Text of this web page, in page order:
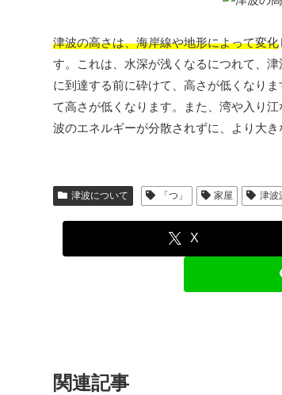
津波の高さは、海岸線や地形によって変化
す。これは、水深が浅くなるにつれて、
に到達する前に砕けて、高さが低くなり
て高さが低くなります。また、湾や入り
波のエネルギーが分散されずに、より大き
津波について 「つ」 家屋 津波
X
関連記事